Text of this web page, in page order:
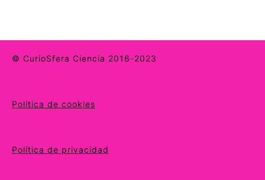
© CurioSfera Ciencia 2016-2023
Política de cookies
Política de privacidad